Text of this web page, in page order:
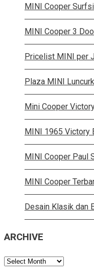
MINI Cooper
MINI Cooper 3
Pricelist MINI per
Plaza MINI
Mini Cooper
MINI 1965 Victory
MINI Cooper Paul
MINI Cooper
Desain Klasik dan
ARCHIVE
ARCHIVE